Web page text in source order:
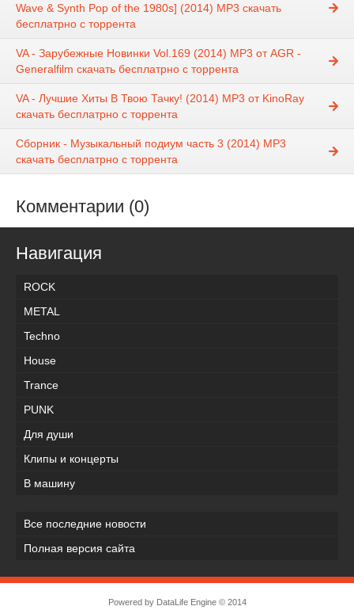
Wave & Synth Pop of the 1980s] (2014) MP3 скачать
бесплатрно с торрента
VA - Зарубежные Новинки Vol.169 (2014) MP3 от AGR -
Generalfilm скачать бесплатрно с торрента
VA - Лучшие Хиты В Твою Тачку! (2014) MP3 от KinoRay
скачать бесплатрно с торрента
Сборник - Музыкальный подиум часть 3 (2014) MP3
скачать бесплатрно с торрента
Комментарии (0)
Навигация
ROCK
METAL
Techno
House
Trance
PUNK
Для души
Клипы и концерты
В машину
Все последние новости
Полная версия сайта
Powered by DataLife Engine© 2014